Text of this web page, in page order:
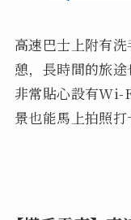
高速巴士上附有
憩，長時間的旅
非常貼心設有Wi-
景也能馬上拍照打